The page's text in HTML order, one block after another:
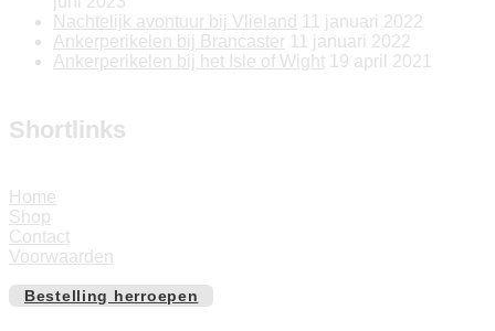
Nachtelijk avontuur bij Vlieland 11 januari 2022
Ankerperikelen bij Brancaster 11 januari 2022
Ankerperikelen bij het Isle of Wight 19 april 2021
Shortlinks
Home
Shop
Contact
Voorwaarden
Bestelling herroepen